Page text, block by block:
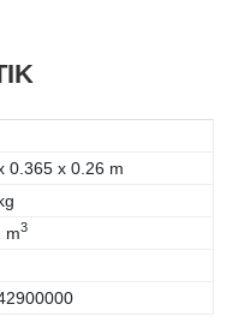
0.365 x 0.26 m
m3